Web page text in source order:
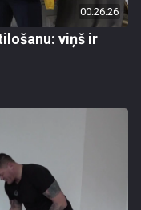
00:26:26
viņš ir